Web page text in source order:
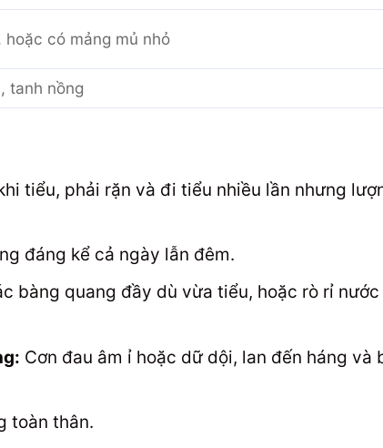
có mảng mủ nhỏ
tanh nồng
tiểu, phải rặn và đi tiểu nhiều lần nhưng
đáng kể cả ngày lẫn đêm.
bàng quang đầy dù vừa tiểu, hoặc rò rỉ nước
Cơn đau âm ỉ hoặc dữ dội, lan đến háng và
toàn thân.